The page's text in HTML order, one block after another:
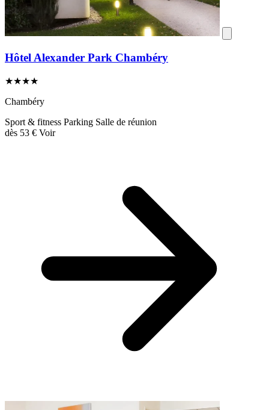
Hôtel Alexander Park Chambéry
★★★★
Chambéry
Sport & fitness Parking Salle de réunion
dès 53 € Voir